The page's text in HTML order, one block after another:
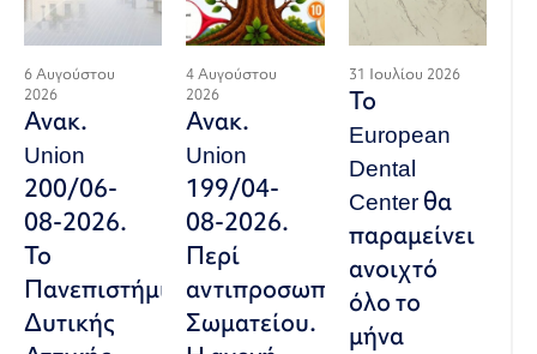
6 Αυγούστου
2026
Ανακ.
Union
200/06-
08-2026.
Το
Πανεπιστήμιο
Δυτικής
4 Αυγούστου
2026
Ανακ.
Union
199/04-
08-2026.
Περί
αντιπροσωπευτικού
Σωματείου.
31 Ιουλίου 2026
Το
European
Dental
Center θα
παραμείνει
ανοιχτό
όλο το
μήνα